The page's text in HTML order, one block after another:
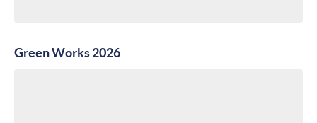
Green Works 2026